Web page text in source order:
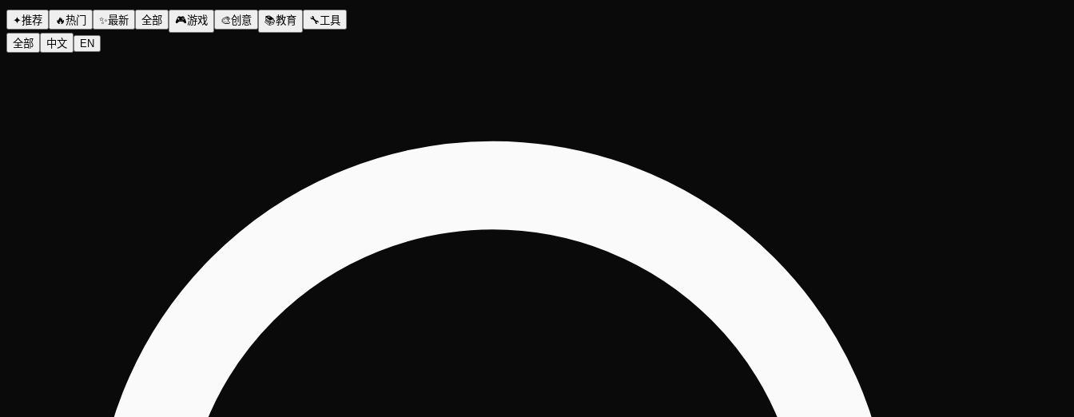
✦推荐 🔥热门 ✨最新 全部 🎮游戏 🎨创意 📚教育 🔧工具
全部
中文 EN